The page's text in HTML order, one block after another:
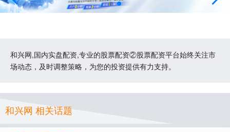
和兴网,国内实盘配资,专业的股票配资②股票配资平台始终关注市
场动态，及时调整策略，为您的投资提供有力支持。
和兴网 相关话题